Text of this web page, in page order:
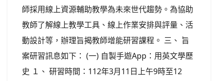
師採用線上資源輔助教學為未來世代趨勢。為協助
教師了解線上教學工具、線上作業安排與評量、活
動設計等，辦理旨揭教師增能研習課程。 三、 旨
案研習訊息如下： (一) 自製手遊App：用英文學歷
史 １、 研習時間：112年3月11日上午9時至12